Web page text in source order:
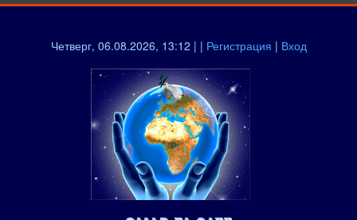
Четверг, 06.08.2026, 13:12 | | Регистрация | Вход